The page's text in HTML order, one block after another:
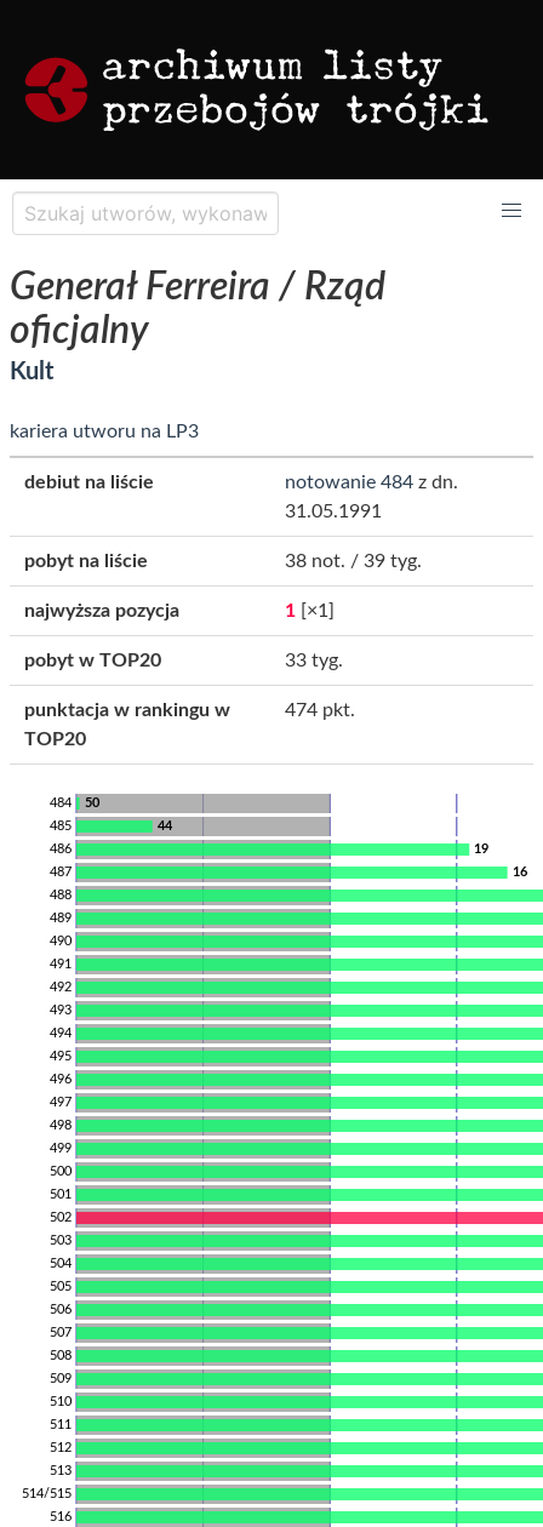
Generał Ferreira / Rząd
oficjalny
Kult
kariera utworu na LP3
debiut na liście notowanie 484 z dn.
31.05.1991
pobyt na liście 38 not. / 39 tyg.
najwyższa pozycja 1 [×1]
pobyt w TOP20 33 tyg.
punktacja w rankingu w
TOP20
474 pkt.
50
484
44
485
19
486
16
487
488
489
490
491
492
493
494
495
496
497
498
499
500
501
502
503
504
505
506
507
508
509
510
511
512
513
514/515
516